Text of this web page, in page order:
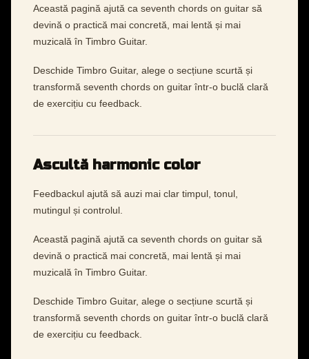
Această pagină ajută ca seventh chords on guitar să
devină o practică mai concretă, mai lentă și mai
muzicală în Timbro Guitar.
Deschide Timbro Guitar, alege o secțiune scurtă și
transformă seventh chords on guitar într-o buclă clară
de exercițiu cu feedback.
Ascultă harmonic color
Feedbackul ajută să auzi mai clar timpul, tonul,
mutingul și controlul.
Această pagină ajută ca seventh chords on guitar să
devină o practică mai concretă, mai lentă și mai
muzicală în Timbro Guitar.
Deschide Timbro Guitar, alege o secțiune scurtă și
transformă seventh chords on guitar într-o buclă clară
de exercițiu cu feedback.